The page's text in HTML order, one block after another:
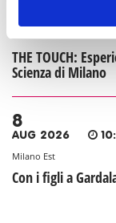
Zona 1 - Centro storico
THE TOUCH:
Scienza di Milano
8
AUG 2026
Milano Est
Con i figli a